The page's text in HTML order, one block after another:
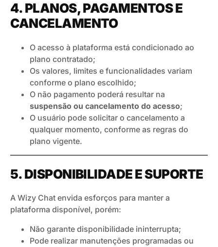
4. PLANOS, PAGAMENTOS E
CANCELAMENTO
O acesso à plataforma está condicionado ao
plano contratado;
Os valores, limites e funcionalidades variam
conforme o plano escolhido;
O não pagamento poderá resultar na
suspensão ou cancelamento do acesso;
O usuário pode solicitar o cancelamento a
qualquer momento, conforme as regras do
plano vigente.
5. DISPONIBILIDADE E SUPORTE
A Wizy Chat envida esforços para manter a
plataforma disponível, porém:
Não garante disponibilidade ininterrupta;
Pode realizar manutenções programadas ou